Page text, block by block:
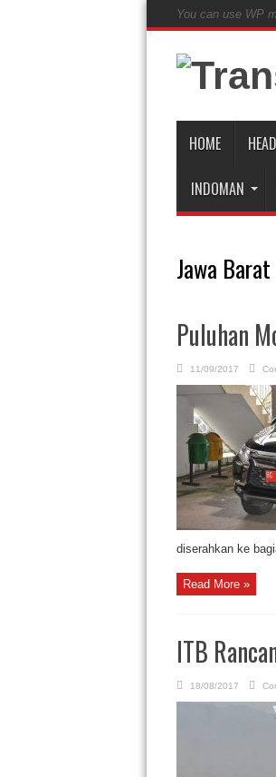
You can use WP
HOME
INDOMAN
Jawa Barat
Puluhan
11/09/2017
diserahkan ke
Read More »
ITB
18/08/2017